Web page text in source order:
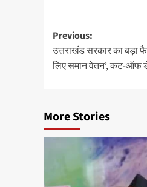
Post
navigation
Previous:
उत्तराखंड सरकार का बड़ा
लिए समान वेतन’, कट-ऑफ
More Stories